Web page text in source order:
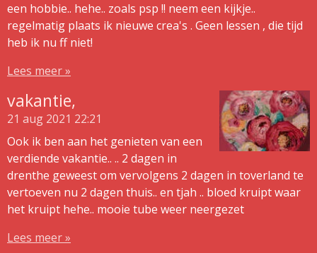
een hobbie.. hehe.. zoals psp !! neem een kijkje..
regelmatig plaats ik nieuwe crea's . Geen lessen , die tijd
heb ik nu ff niet!
Lees meer »
vakantie,
21 aug 2021 22:21
Ook ik ben aan het genieten van een
verdiende vakantie.. .. 2 dagen in
drenthe geweest om vervolgens 2 dagen in toverland te
vertoeven nu 2 dagen thuis.. en tjah .. bloed kruipt waar
het kruipt hehe.. mooie tube weer neergezet
Lees meer »